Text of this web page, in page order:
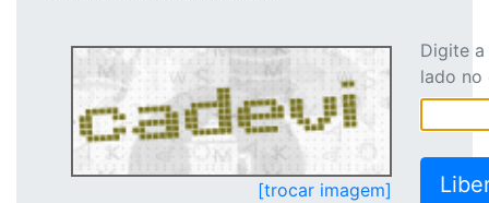
[trocar imagem]
Digite
lado no